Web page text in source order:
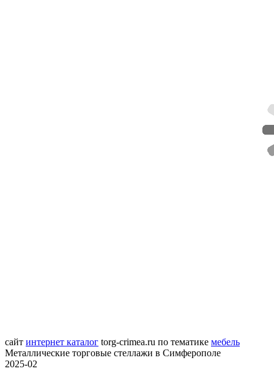
сайт интернет каталог torg-crimea.ru по тематике мебель
Металлические торговые стеллажи в Симферополе
2025-02